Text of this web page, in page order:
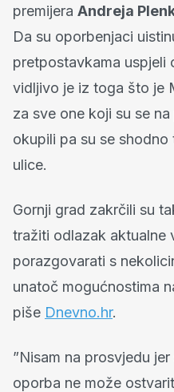
premijera Andreja
Da su oporbenjaci
pretpostavkama uspjeli
vidljivo je iz toga što je
za sve one koji su se
okupili pa su se
ulice.
Gornji grad zakrčili su
tražiti odlazak aktualne
porazgovarati s
unatoč mogućnostima
piše Dnevno.hr.
”Nisam na prosvjedu
oporba ne može